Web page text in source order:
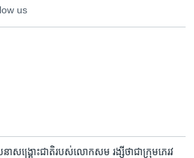
us
ង្គ្រោះជាតិ​របស់​លោក​សម រង្ស៊ី​ថា​ជា​ក្រុម​ភេរវ